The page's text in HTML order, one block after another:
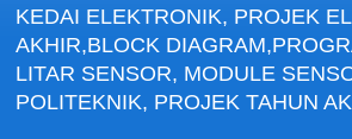
KEDAI ELEKTRONIK, PROJEK
AKHIR,BLOCK
LITAR SENSOR, MODULE
POLITEKNIK, PROJEK TAHUN